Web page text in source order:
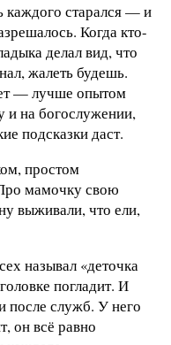
каждого старался — и
Когда кто-
делал вид, что
жалеть будешь.
— лучше опытом
и на богослужении,
подсказки даст.
простом
мамочку свою
выживали, что ели,
называл «деточка
погладит. И
после служб. У него
он всё равно